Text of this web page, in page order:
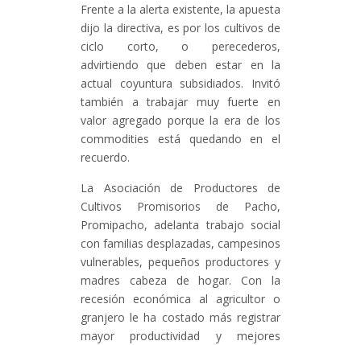
Frente a la alerta existente, la apuesta
dijo la directiva, es por los cultivos de
ciclo corto, o perecederos,
advirtiendo que deben estar en la
actual coyuntura subsidiados. Invitó
también a trabajar muy fuerte en
valor agregado porque la era de los
commodities está quedando en el
recuerdo.
La Asociación de Productores de
Cultivos Promisorios de Pacho,
Promipacho, adelanta trabajo social
con familias desplazadas, campesinos
vulnerables, pequeños productores y
madres cabeza de hogar. Con la
recesión económica al agricultor o
granjero le ha costado más registrar
mayor productividad y mejores